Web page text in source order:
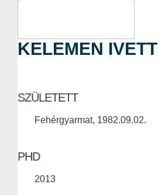
KELEMEN IVETT
SZÜLETETT
Fehérgyarmat, 1982.09.02.
PHD
2013